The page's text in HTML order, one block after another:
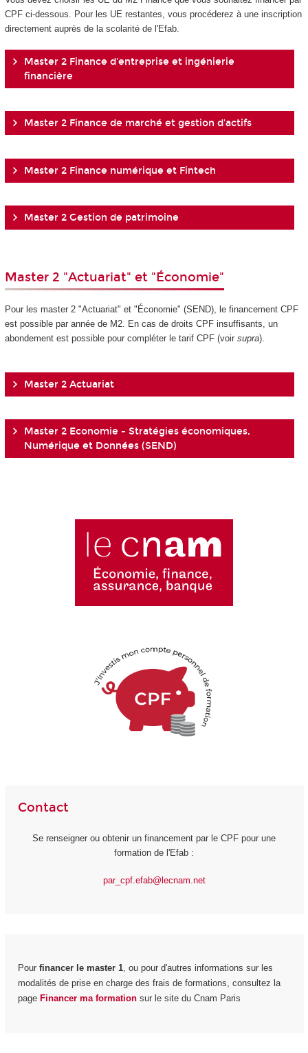
CPF ci-dessous. Pour les UE restantes, vous procéderez à une inscription
directement auprès de la scolarité de l'Efab.
Master 2 Finance d'entreprise et ingénierie
financière
Master 2 Finance de marché et gestion d'actifs
Master 2 Finance numérique et Fintech
Master 2 Gestion de patrimoine
Master 2 "Actuariat" et "Économie"
Pour les master 2 "Actuariat" et "Économie" (SEND), le financement CPF
est possible par année de M2. En cas de droits CPF insuffisants, un
abondement est possible pour compléter le tarif CPF (voir supra).
Master 2 Actuariat
Master 2 Economie - Stratégies économiques,
Numérique et Données (SEND)
Contact
Se renseigner ou obtenir un financement par le CPF pour une
formation de l'Efab :
par_cpf.efab@lecnam.net
Pour financer le master 1, ou pour d'autres informations sur les
modalités de prise en charge des frais de formations, consultez la
page Financer ma formation sur le site du Cnam Paris